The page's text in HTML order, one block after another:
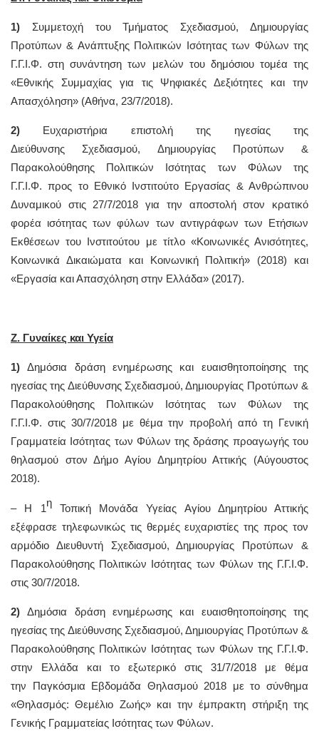
1) Συμμετοχή του Τμήματος Σχεδιασμού, Δημιουργίας
Προτύπων & Ανάπτυξης Πολιτικών Ισότητας των Φύλων της
Γ.Γ.Ι.Φ. στη συνάντηση των μελών του δημόσιου τομέα της
«Εθνικής Συμμαχίας για τις Ψηφιακές Δεξιότητες και την
Απασχόληση» (Αθήνα, 23/7/2018).
2) Ευχαριστήρια επιστολή της ηγεσίας της
Διεύθυνσης Σχεδιασμού, Δημιουργίας Προτύπων &
Παρακολούθησης Πολιτικών Ισότητας των Φύλων της
Γ.Γ.Ι.Φ. προς το Εθνικό Ινστιτούτο Εργασίας & Ανθρώπινου
Δυναμικού στις 27/7/2018 για την αποστολή στον κρατικό
φορέα ισότητας των φύλων των αντιγράφων των Ετήσιων
Εκθέσεων του Ινστιτούτου με τίτλο «Κοινωνικές Ανισότητες,
Κοινωνικά Δικαιώματα και Κοινωνική Πολιτική» (2018) και
«Εργασία και Απασχόληση στην Ελλάδα» (2017).
Ζ. Γυναίκες και Υγεία
1) Δημόσια δράση ενημέρωσης και ευαισθητοποίησης της
ηγεσίας της Διεύθυνσης Σχεδιασμού, Δημιουργίας Προτύπων &
Παρακολούθησης Πολιτικών Ισότητας των Φύλων της
Γ.Γ.Ι.Φ. στις 30/7/2018 με θέμα την προβολή από τη Γενική
Γραμματεία Ισότητας των Φύλων της δράσης προαγωγής του
θηλασμού στον Δήμο Αγίου Δημητρίου Αττικής (Αύγουστος
2018).
– Η 1ηΤοπική Μονάδα Υγείας Αγίου Δημητρίου Αττικής
εξέφρασε τηλεφωνικώς τις θερμές ευχαριστίες της προς τον
αρμόδιο Διευθυντή Σχεδιασμού, Δημιουργίας Προτύπων &
Παρακολούθησης Πολιτικών Ισότητας των Φύλων της Γ.Γ.Ι.Φ.
στις 30/7/2018.
2) Δημόσια δράση ενημέρωσης και ευαισθητοποίησης της
ηγεσίας της Διεύθυνσης Σχεδιασμού, Δημιουργίας Προτύπων &
Παρακολούθησης Πολιτικών Ισότητας των Φύλων της Γ.Γ.Ι.Φ.
στην Ελλάδα και το εξωτερικό στις 31/7/2018 με θέμα
την Παγκόσμια Εβδομάδα Θηλασμού 2018 με το σύνθημα
«Θηλασμός: Θεμέλιο Ζωής» και την έμπρακτη στήριξη της
Γενικής Γραμματείας Ισότητας των Φύλων.